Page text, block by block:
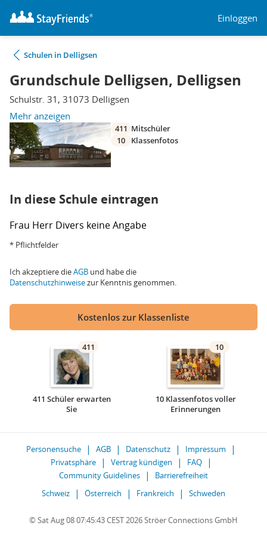
Einloggen
Schulen in Delligsen
Grundschule Delligsen, Delligsen
Schulstr. 31, 31073 Delligsen
Mehr anzeigen
411 Mitschüler
10
Klassenfotos
In diese Schule eintragen
Frau Herr Divers keine Angabe
* Pflichtfelder
Ich akzeptiere dieAGB und habe die
Datenschutzhinweisezur Kenntnis genommen.
Kostenlos zur Klassenliste
411
411 Schüler erwarten
Sie
10
10 Klassenfotos voller
Erinnerungen
Personensuche AGB Datenschutz
Impressum
Privatsphäre
Vertrag kündigen
FAQ
Community Guidelines
Barrierefreiheit
Schweiz
Österreich Frankreich Schweden
© Sat Aug 08 07:45:43 CEST 2026 Ströer Connections GmbH